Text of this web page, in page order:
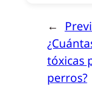
←
tóxicas
perros?